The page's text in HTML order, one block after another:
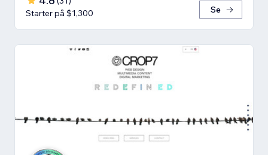
Starter på $1,300
Se